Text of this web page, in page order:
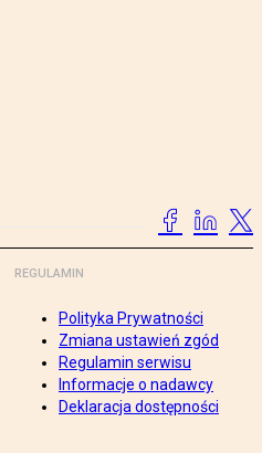
REGULAMIN
Polityka Prywatności
Zmiana ustawień zgód
Regulamin serwisu
Informacje o nadawcy
Deklaracja dostępności